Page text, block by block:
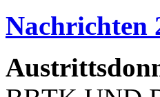
Nachrichten